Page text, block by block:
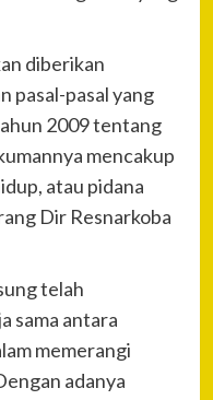
diberikan
pasal-pasal yang
2009 tentang
mencakup
atau pidana
Dir Resnarkoba
telah
sama antara
memerangi
adanya